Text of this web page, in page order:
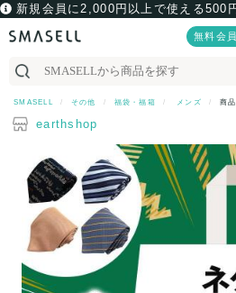
新規会員に2,000円以上で使える500
無料会
SMASELL その他 福袋・福箱 メンズ 商
earthshop